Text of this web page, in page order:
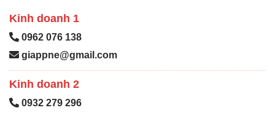
Kinh doanh 1
0962 076 138
giappne@gmail.com
Kinh doanh 2
0932 279 296